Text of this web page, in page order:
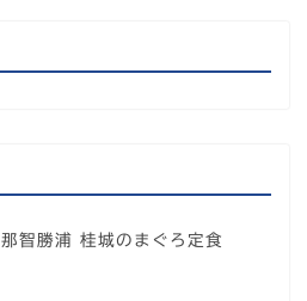
那智勝浦 桂城のまぐろ定食